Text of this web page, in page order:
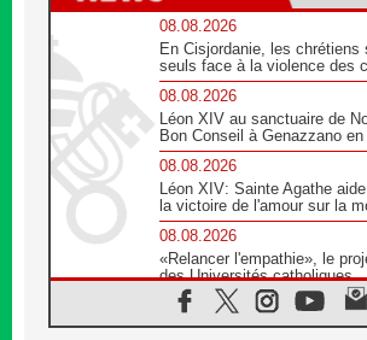
08.08.2026
En Cisjordanie, les chrétiens
seuls face à la violence des
08.08.2026
Léon XIV au sanctuaire de
Bon Conseil à Genazzano
08.08.2026
Léon XIV: Sainte Agathe
la victoire de l'amour sur la
08.08.2026
«Relancer l'empathie», le
des Universités catholiques
08.08.2026
Signis 2026, donner la